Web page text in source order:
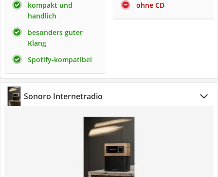
kompakt und
handlich
besonders guter
Klang
Spotify-kompatibel
ohne CD
Sonoro Internetradio